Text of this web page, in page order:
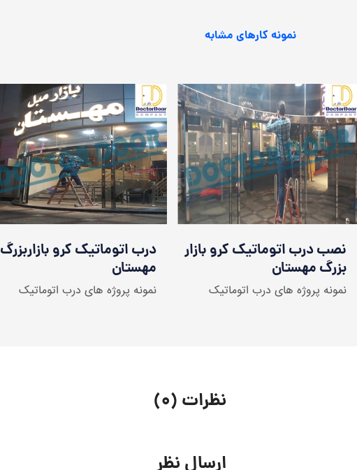
نمونه کارهای مشابه
نصب درب اتوماتیک کرو بازار
بزرگ مهستان
نمونه پروژه های درب اتوماتیک
درب اتوماتیک شیشه ای باغ
شیرینی
نمونه پروژه های درب اتوماتیک
نظرات (۰)
ارسال نظر